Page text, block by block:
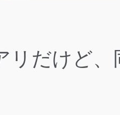
リだけど、